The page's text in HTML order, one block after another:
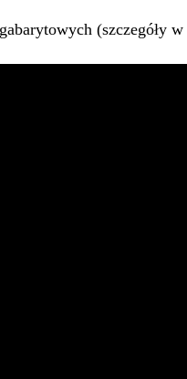
(szczegóły w